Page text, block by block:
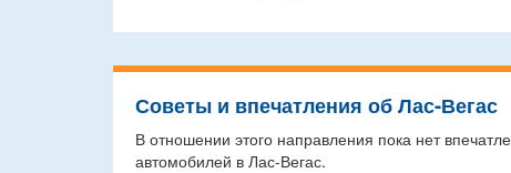
Советы и впечатления об Лас-Вегас
В отношении этого направления пока нет
автомобилей в Лас-Вегас.